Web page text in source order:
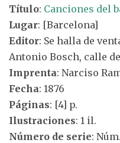
Título: Canciones del
Lugar: [Barcelona]
Editor: Se halla de
Antonio Bosch, calle
Imprenta: Narciso
Fecha: 1876
Páginas: [4] p.
Ilustraciones: 1 il.
Número de serie: